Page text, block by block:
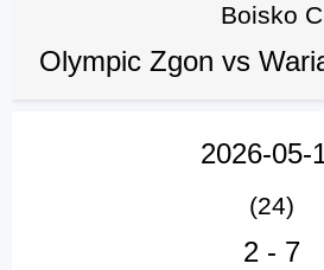
Boisko C
Olympic Zgon vs
2026-05-
(24)
2- 7